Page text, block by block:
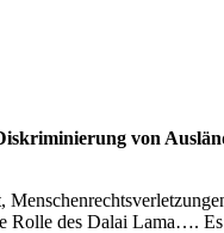
von
des Dalai Lama….